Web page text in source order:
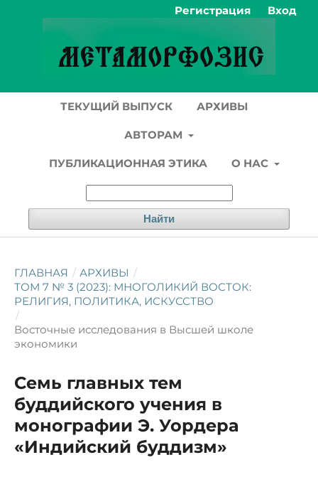
ТЕКУЩИЙ ВЫПУСК АРХИВЫ
АВТОРАМ
ПУБЛИКАЦИОННАЯ ЭТИКА О НАС
Найти
Регистрация Вход
ГЛАВНАЯ / АРХИВЫ /
ТОМ 7 № 3 (2023): МНОГОЛИКИЙ ВОСТОК:
РЕЛИГИЯ, ПОЛИТИКА, ИСКУССТВО
/
Восточные исследования в Высшей школе
экономики
Семь главных тем
буддийского учения в
монографии Э. Уордера
«Индийский буддизм»